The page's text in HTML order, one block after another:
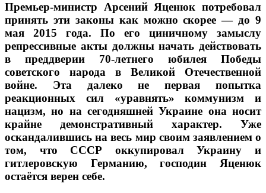
Премьер-министр Арсений Яценюк потребовал
принять эти законы как можно скорее — до 9
мая 2015 года. По его циничному замыслу
репрессивные акты должны начать действовать
в преддверии 70-летнего юбилея Победы
советского народа в Великой Отечественной
войне. Эта далеко не первая попытка
реакционных сил «уравнять» коммунизм и
нацизм, но на сегодняшней Украине она носит
крайне демонстративный характер. Уже
оскандалившись на весь мир своим заявлением о
том, что СССР оккупировал Украину и
гитлеровскую Германию, господин Яценюк
остаётся верен себе.